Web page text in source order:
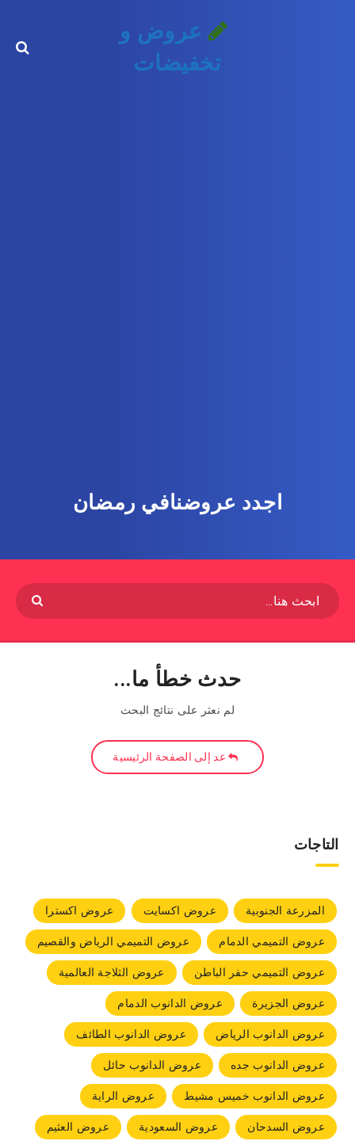
عروض و
تخفيضات
اجدد عروضنافي رمضان
حدث خطأ ما...
لم نعثر على نتائج البحث
عد إلى الصفحة الرئيسية
التاجات
المزرعة الجنوبية عروض اكسايت
عروض اكسترا
عروض التميمي الدمام
عروض التميمي الرياض والقصيم
عروض التميمي حفر الباطن
عروض الثلاجة العالمية
عروض الجزيرة
عروض الدانوب الدمام
عروض الدانوب الرياض
عروض الدانوب الطائف
عروض الدانوب جده
عروض الدانوب حائل
عروض الدانوب خميس مشيط
عروض الراية
عروض السدحان
عروض السعودية
عروض العثيم